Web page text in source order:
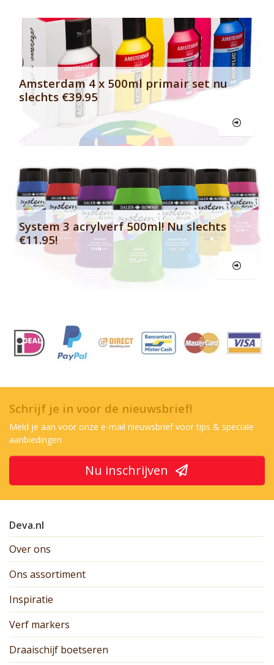
Banner row 2
Amsterdam 4 x 500ml primair set nu
slechts €39.95
System 3 acrylverf 500ml! Nu slechts
€11.95!
Schrijf je in voor de nieuwsbrief!
Meld je aan voor onze e-mail nieuwsbrief voor tips & speciale
aanbiedingen
Nu inschrijven
Deva.nl
Over ons
Ons assortiment
Inspiratie
Verf markers
Draaischijf boetseren